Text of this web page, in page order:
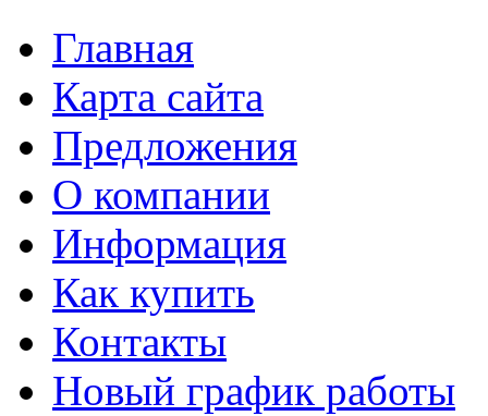
Главная
Карта сайта
Предложения
О компании
Информация
Как купить
Контакты
Новый график работы